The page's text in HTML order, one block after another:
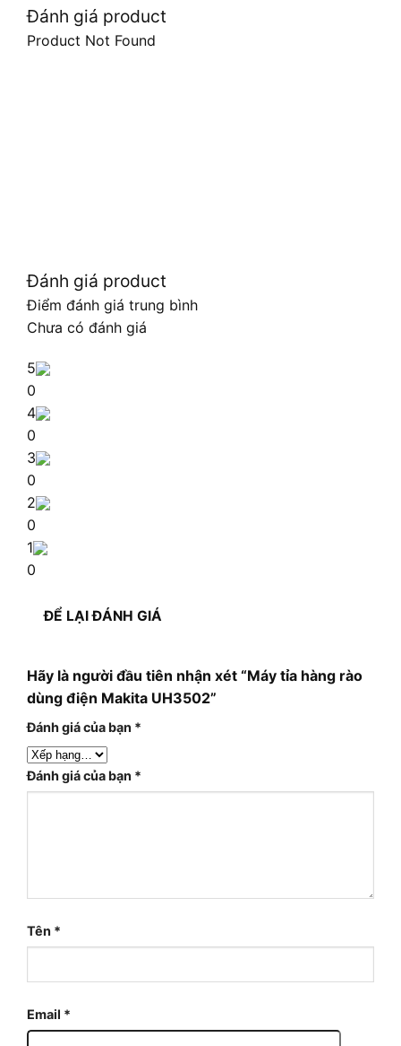
Đánh giá product
Product Not Found
Đánh giá product
Điểm đánh giá trung bình
Chưa có đánh giá
5
0
4
0
3
0
2
0
1
0
ĐỂ LẠI ĐÁNH GIÁ
Hãy là người đầu tiên nhận xét “Máy tỉa hàng rào
dùng điện Makita UH3502”
Đánh giá của bạn *
Đánh giá của bạn *
Tên *
Email *